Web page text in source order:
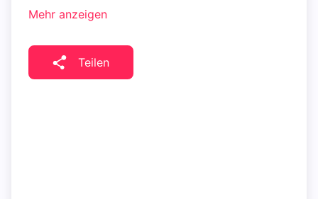
Mehr anzeigen
Teilen